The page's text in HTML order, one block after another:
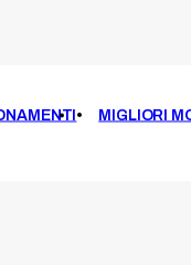
MIGLIORI